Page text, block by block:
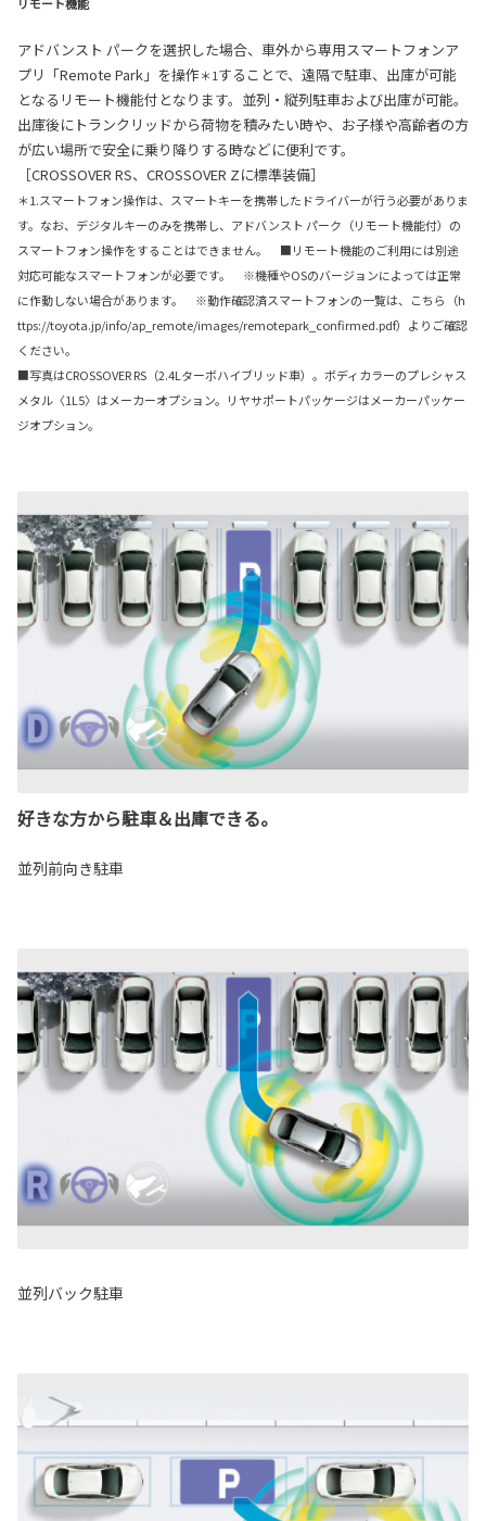
リモート機能
アドバンスト パークを選択した場合、車外から専用スマートフォンア
プリ「Remote Park」を操作＊1することで、遠隔で駐車、出庫が可能
となるリモート機能付となります。並列・縦列駐車および出庫が可能。
出庫後にトランクリッドから荷物を積みたい時や、お子様や高齢者の方
が広い場所で安全に乗り降りする時などに便利です。
［CROSSOVER RS、CROSSOVER Zに標準装備］
＊1.スマートフォン操作は、スマートキーを携帯したドライバーが行う必要がありま
す。なお、デジタルキーのみを携帯し、アドバンスト パーク（リモート機能付）の
スマートフォン操作をすることはできません。 ■リモート機能のご利用には別途
対応可能なスマートフォンが必要です。 ※機種やOSのバージョンによっては正常
に作動しない場合があります。 ※動作確認済スマートフォンの一覧は、こちら（h
ttps://toyota.jp/info/ap_remote/images/remotepark_confirmed.pdf）よりご確認
ください。
■写真はCROSSOVER RS（2.4Lターボハイブリッド車）。ボディカラーのプレシャス
メタル〈1L5〉はメーカーオプション。リヤサポートパッケージはメーカーパッケー
ジオプション。
好きな方から駐車＆出庫できる。
並列前向き駐車
並列バック駐車